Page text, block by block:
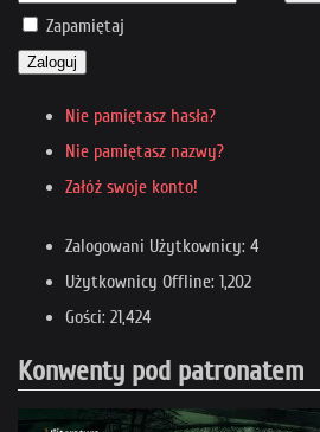
Zapamiętaj
Zaloguj
Nie pamiętasz hasła?
Nie pamiętasz nazwy?
Załóż swoje konto!
Zalogowani Użytkownicy: 4
Użytkownicy Offline: 1,202
Gości: 21,424
Konwenty pod patronatem